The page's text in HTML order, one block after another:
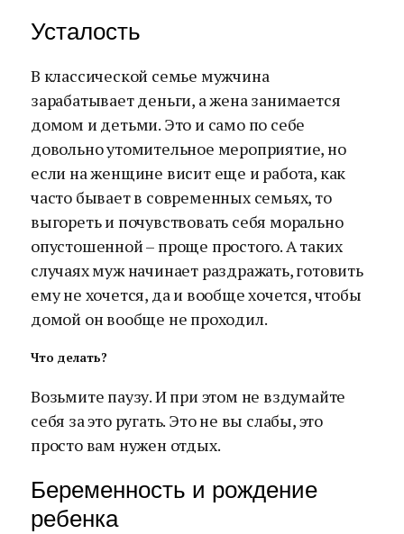
Усталость
В классической семье мужчина
зарабатывает деньги, а жена занимается
домом и детьми. Это и само по себе
довольно утомительное мероприятие, но
если на женщине висит еще и работа, как
часто бывает в современных семьях, то
выгореть и почувствовать себя морально
опустошенной – проще простого. А таких
случаях муж начинает раздражать, готовить
ему не хочется, да и вообще хочется, чтобы
домой он вообще не проходил.
Что делать?
Возьмите паузу. И при этом не вздумайте
себя за это ругать. Это не вы слабы, это
просто вам нужен отдых.
Беременность и рождение
ребенка